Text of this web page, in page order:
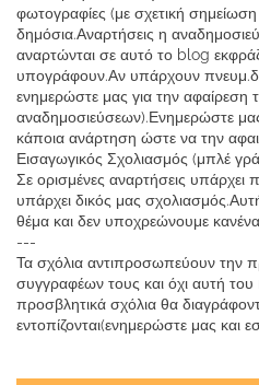
φωτογραφίες (με σχετική
δημόσια.Αναρτήσεις η
αναρτώνται σε αυτό το blog
υπογράφουν.Αν υπάρχουν
ενημερώστε μας για την
αναδημοσιεύσεων).Ενημερώστε
κάποια ανάρτηση ώστε να την
Εισαγωγικός Σχολιασμός (μπλέ
Σε ορισμένες αναρτήσεις
υπάρχει δικός μας
θέμα και δεν υποχρεώνουμε
---
Τα σχόλια αντιπροσωπεύουν την
συγγραφέων τους και όχι αυτή
προσβλητικά σχόλια θα
εντοπίζονται(ενημερώστε μας και